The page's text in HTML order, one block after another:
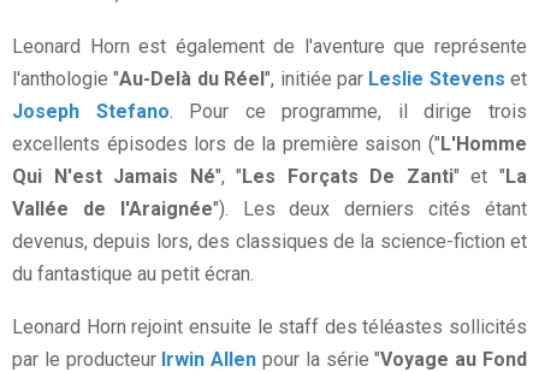
Leonard Horn est également de l'aventure que représente
l'anthologie "Au-Delà du Réel", initiée par Leslie Stevens et
Joseph Stefano . Pour ce programme, il dirige trois
excellents épisodes lors de la première saison ("L'Homme
Qui N'est Jamais Né", "Les Forçats De Zanti" et "La
Vallée de l'Araignée"). Les deux derniers cités étant
devenus, depuis lors, des classiques de la science-fiction et
du fantastique au petit écran.
Leonard Horn rejoint ensuite le staff des téléastes sollicités
par le producteur Irwin Allen pour la série "Voyage au Fond